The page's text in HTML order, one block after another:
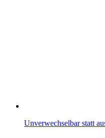
Unverwechselbar statt